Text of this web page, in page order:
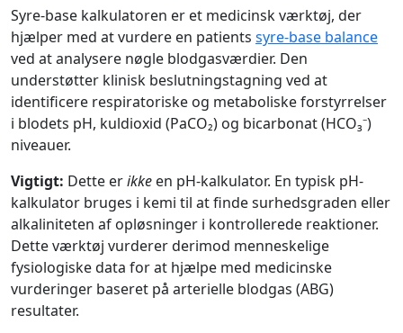
Syre-base kalkulatoren er et medicinsk værktøj, der
hjælper med at vurdere en patients syre-base balance
ved at analysere nøgle blodgasværdier. Den
understøtter klinisk beslutningstagning ved at
identificere respiratoriske og metaboliske forstyrrelser
i blodets pH, kuldioxid (PaCO₂) og bicarbonat (HCO₃⁻)
niveauer.
Vigtigt: Dette erikke en pH-kalkulator. En typisk pH-
kalkulator bruges i kemi til at finde surhedsgraden eller
alkaliniteten af opløsninger i kontrollerede reaktioner.
Dette værktøj vurderer derimod menneskelige
fysiologiske data for at hjælpe med medicinske
vurderinger baseret på arterielle blodgas (ABG)
resultater.